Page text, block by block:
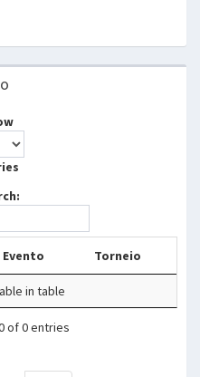
Evento Torneio
in table
of 0 entries